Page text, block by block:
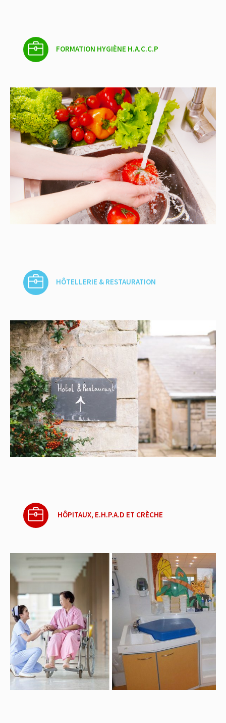
FORMATION HYGIÈNE H.A.C.C.P
HÔTELLERIE & RESTAURATION
HÔPITAUX, E.H.P.A.D ET CRÈCHE